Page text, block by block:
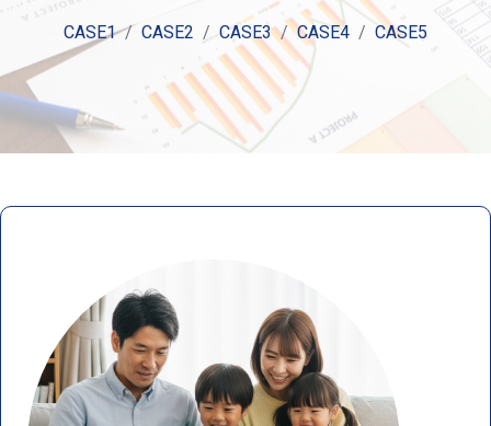
CASE1 CASE2 CASE3 CASE4 CASE5